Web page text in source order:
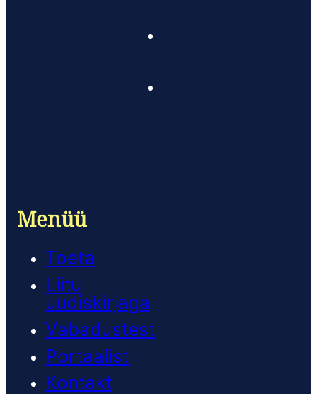
Menüü
Toeta
Liitu
uudiskirjaga
Vabadustest
Portaalist
Kontakt